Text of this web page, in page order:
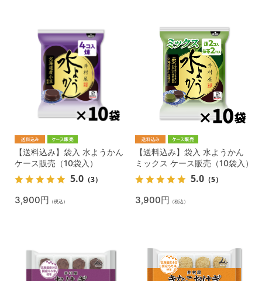
【送料込み】袋入 水ようかん
ケース販売（10袋入）
5.0 （3）
3,900円 （税込）
【送料込み】袋入 水ようかん
ミックス ケース販売（10袋入）
5.0 （5）
3,900円 （税込）